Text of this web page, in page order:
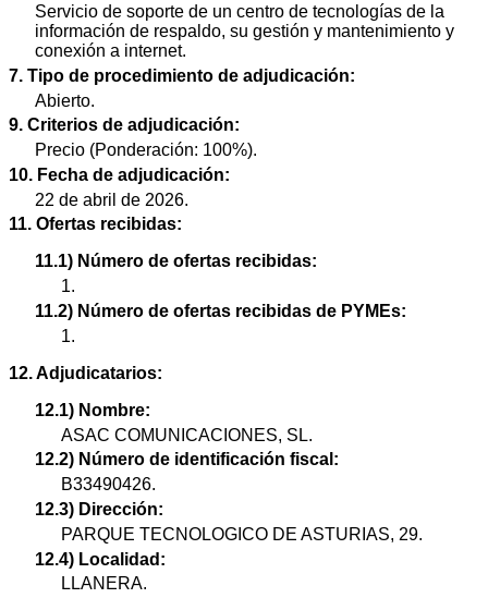
Servicio de soporte de un centro de tecnologías de la
información de respaldo, su gestión y mantenimiento y
conexión a internet.
7. Tipo de procedimiento de adjudicación:
Abierto.
9. Criterios de adjudicación:
Precio (Ponderación: 100%).
10. Fecha de adjudicación:
22 de abril de 2026.
11. Ofertas recibidas:
11.1) Número de ofertas recibidas:
1.
11.2) Número de ofertas recibidas de PYMEs:
1.
12. Adjudicatarios:
12.1) Nombre:
ASAC COMUNICACIONES, SL.
12.2) Número de identificación fiscal:
B33490426.
12.3) Dirección:
PARQUE TECNOLOGICO DE ASTURIAS, 29.
12.4) Localidad:
LLANERA.